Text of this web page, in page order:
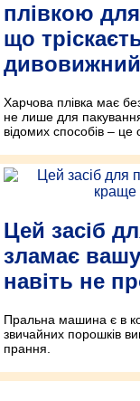
плівкою
що
дивовижний
Харчова плівка має
не лише для
відомих способів – це
Цей засіб
зламає
навіть не
Пральна машина є в
звичайних порошків
прання.